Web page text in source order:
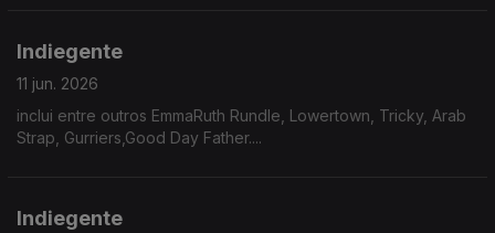
Indiegente
11 jun. 2026
inclui entre outros EmmaRuth Rundle, Lowertown, Tricky, Arab
Strap, Gurriers,Good Day Father....
Indiegente